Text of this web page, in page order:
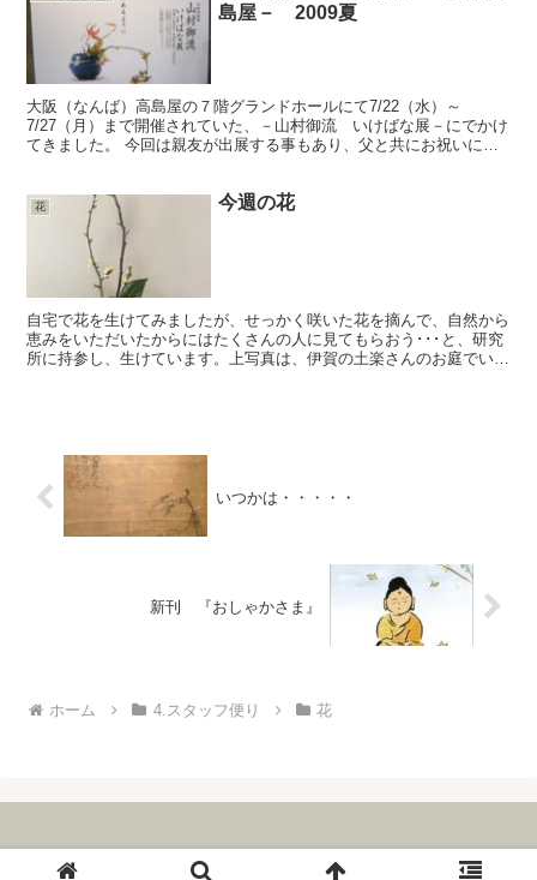
島屋－ 2009夏
大阪（なんば）高島屋の７階グランドホールにて7/22（水）～
7/27（月）まで開催されていた、－山村御流 いけばな展－にでかけ
てきました。 今回は親友が出展する事もあり、父と共にお祝いにか
花 今週の花
自宅で花を生けてみましたが、せっかく咲いた花を摘んで、自然から
恵みをいただいたからにはたくさんの人に見てもらおう･･･と、研究
所に持参し、生けています。上写真は、伊賀の土楽さんのお庭でいた
いつかは・・・・・
新刊 『おしゃかさま』
ホーム 4.スタッフ便り 花
© 2006 The Institute for Zen Studies.